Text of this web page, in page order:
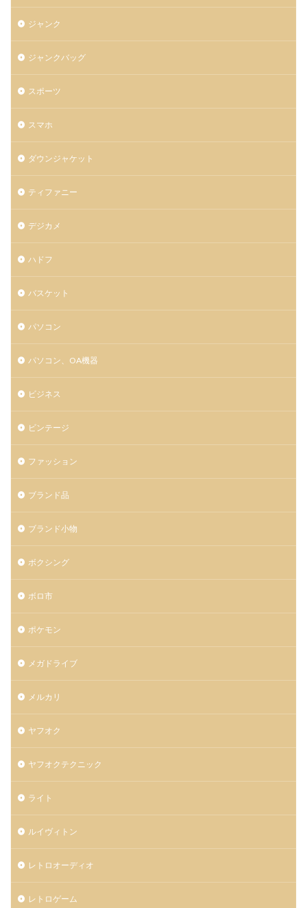
ジャンク
ジャンクバッグ
スポーツ
スマホ
ダウンジャケット
ティファニー
デジカメ
ハドフ
バスケット
パソコン
パソコン、OA機器
ビジネス
ビンテージ
ファッション
ブランド品
ブランド小物
ボクシング
ボロ市
ポケモン
メガドライブ
メルカリ
ヤフオク
ヤフオクテクニック
ライト
ルイヴィトン
レトロオーディオ
レトロゲーム